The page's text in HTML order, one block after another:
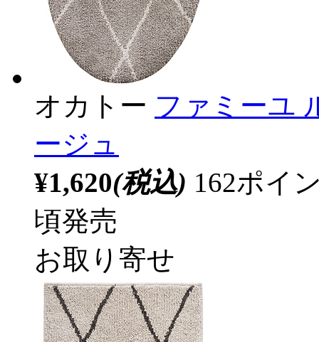
オカトー ファミーユ
ージュ
¥1,620(税込) 162ポイ
頃発売
お取り寄せ